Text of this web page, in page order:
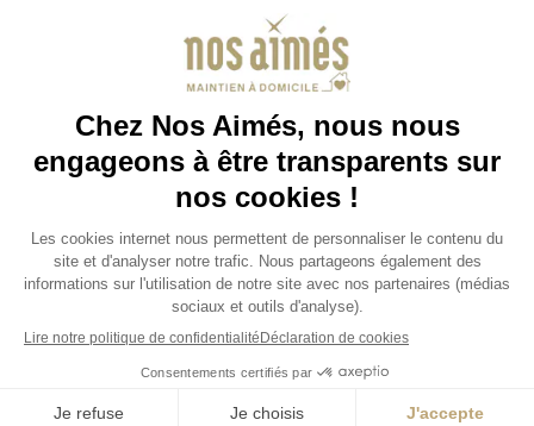
Je demande un devis JOBS / EMPLOIS
Protection des données à caractère personnel
4.8/5
Sur 2232 avis récoltés.